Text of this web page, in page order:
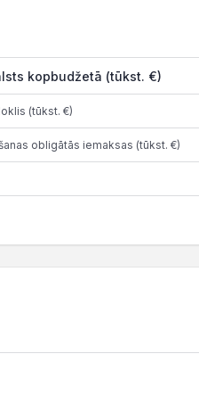
kopbudžetā (tūkst. €)
(tūkst. €)
obligātās iemaksas (tūkst. €)